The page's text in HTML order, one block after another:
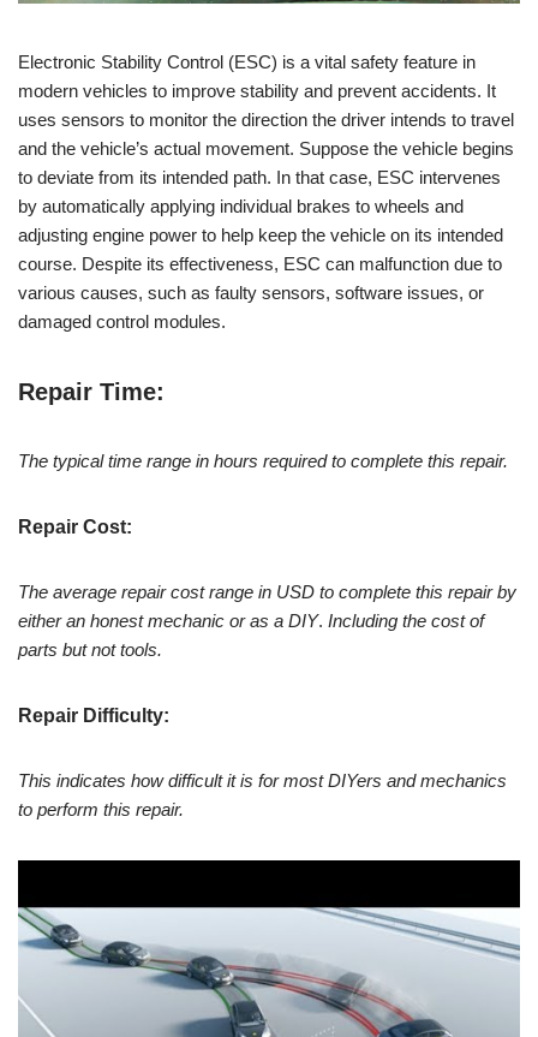
Electronic Stability Control (ESC) is a vital safety feature in
modern vehicles to improve stability and prevent accidents. It
uses sensors to monitor the direction the driver intends to travel
and the vehicle’s actual movement. Suppose the vehicle begins
to deviate from its intended path. In that case, ESC intervenes
by automatically applying individual brakes to wheels and
adjusting engine power to help keep the vehicle on its intended
course. Despite its effectiveness, ESC can malfunction due to
various causes, such as faulty sensors, software issues, or
damaged control modules.
Repair Time:
The typical time range in hours required to complete this repair.
Repair Cost:
The average repair cost range in USD to complete this repair by
either an honest mechanic or as a DIY. Including the cost of
parts but not tools.
Repair Difficulty:
This indicates how difficult it is for most DIYers and mechanics
to perform this repair.